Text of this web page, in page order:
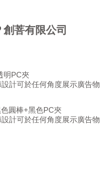
創菩有限公司
明PC夾
計可於任何角度展示廣告物
圓棒+黑色PC夾
計可於任何角度展示廣告物